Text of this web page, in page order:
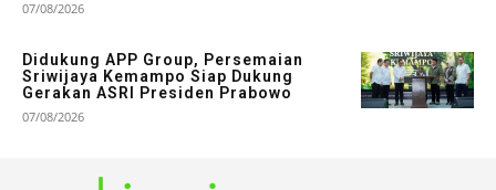
07/08/2026
Didukung APP Group, Persemaian
Sriwijaya Kemampo Siap Dukung
Gerakan ASRI Presiden Prabowo
07/08/2026